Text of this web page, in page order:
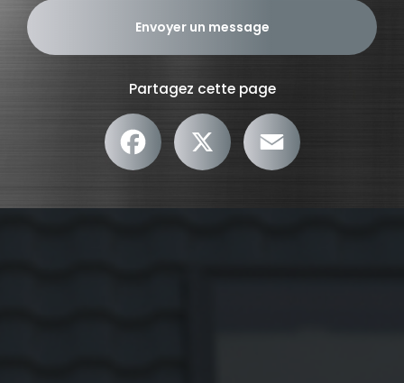
Envoyer un message
Partagez cette page
Facebook